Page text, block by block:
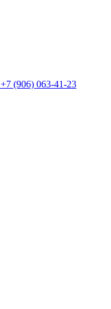
+7 (906) 063-41-23